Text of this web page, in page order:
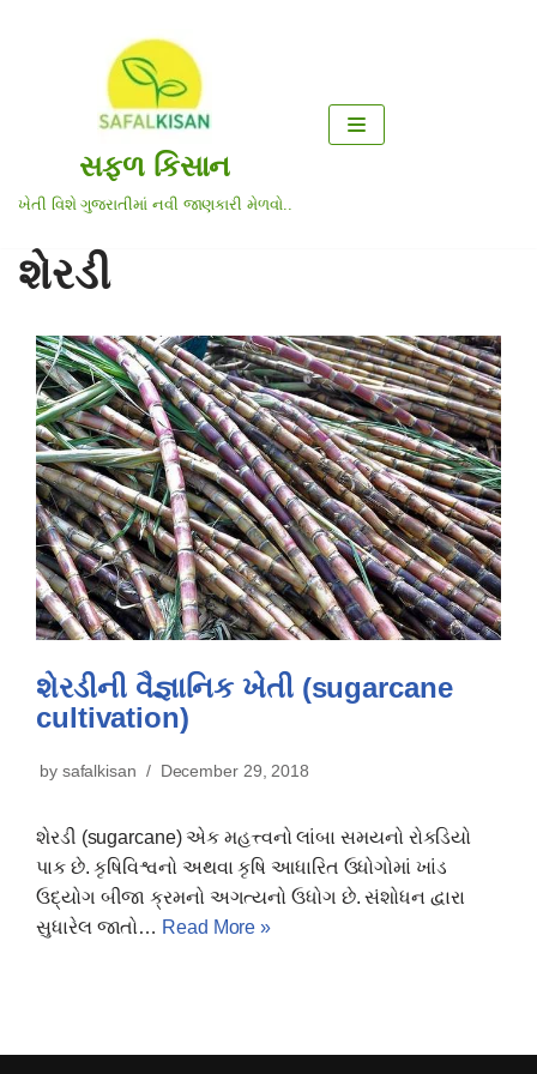
સફળ કિસાન
ખેતી વિશે ગુજરાતીમાં નવી જાણકારી મેળવો..
શેરડી
શેરડીની વૈજ્ઞાનિક ખેતી (sugarcane
cultivation)
by safalkisan December 29, 2018
શેરડી (sugarcane) એક મહત્ત્વનો લાંબા સમયનો રોકડિયો
પાક છે. કૃષિવિશ્વનો અથવા કૃષિ આધારિત ઉધોગોમાં ખાંડ
ઉદ્યોગ બીજા ક્રમનો અગત્યનો ઉધોગ છે. સંશોધન દ્વારા
સુધારેલ જાતો… Read More »